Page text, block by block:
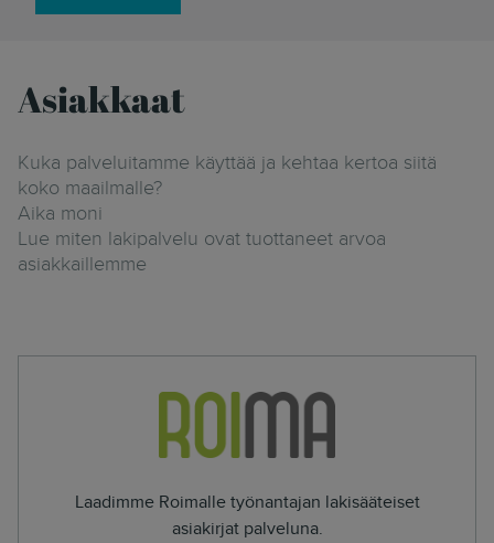
Asiakkaat
Kuka palveluitamme käyttää ja kehtaa kertoa siitä
koko maailmalle?
Aika moni
Lue miten lakipalvelu ovat tuottaneet arvoa
asiakkaillemme
Laadimme Roimalle työnantajan lakisääteiset
asiakirjat palveluna.